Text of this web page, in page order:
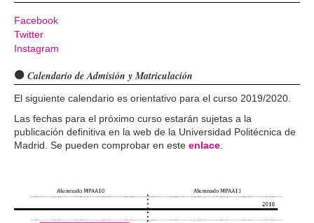
Facebook
Twitter
Instagram
Calendario de Admisión y Matriculación
El siguiente calendario es orientativo para el curso 2019/2020.
Las fechas para el próximo curso estarán sujetas a la
publicación definitiva en la web de la Universidad Politécnica de
Madrid. Se pueden comprobar en este enlace